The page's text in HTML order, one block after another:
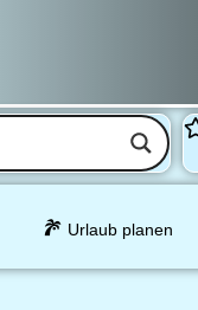
Urlaub planen